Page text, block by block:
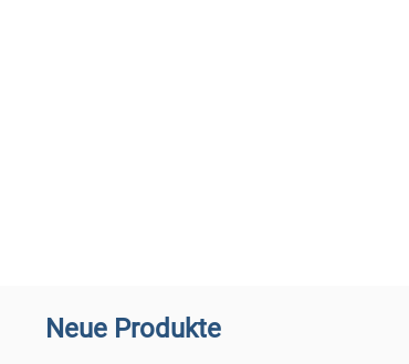
Neue Produkte